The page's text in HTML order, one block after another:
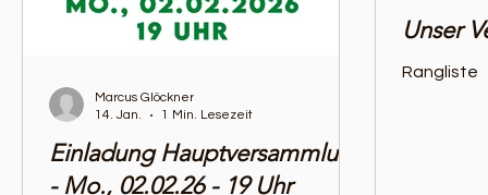
Einladung Hauptversammlung
- Mo., 02.02.26 - 19 Uhr
Marcus Glöckner
14. Jan.
1 Min. Lesezeit
Unser
Rangliste